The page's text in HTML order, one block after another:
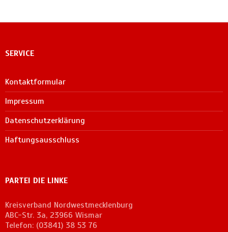
SERVICE
Kontaktformular
Impressum
Datenschutzerklärung
Haftungsausschluss
PARTEI DIE LINKE
Kreisverband Nordwestmecklenburg
ABC-Str. 3a, 23966 Wismar
Telefon: (03841) 38 53 76